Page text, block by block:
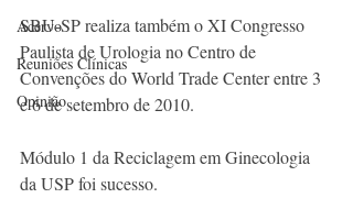
Acervo
Reuniões Clínicas
Opinião
SBU-SP realiza também o XI Congresso
Paulista de Urologia no Centro de
Convenções do World Trade Center entre 3
e 6 de setembro de 2010.
Módulo 1 da Reciclagem em Ginecologia
da USP foi sucesso.